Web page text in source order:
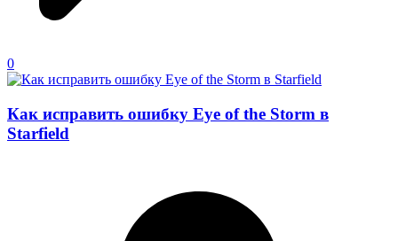
0
Как исправить ошибку Eye of the Storm в
Starfield